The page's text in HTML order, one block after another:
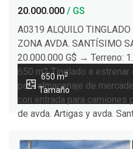
20.000.000 / GS
A0319 ALQUILO TINGLADO
ZONA AVDA. SANTÍSIMO
20.000.000 G$ → Terreno:
650 m2 Tinglado a
para almacenaje de
con entrada para camiones
de avda. Artigas y avda.
650 m2
Tamaño